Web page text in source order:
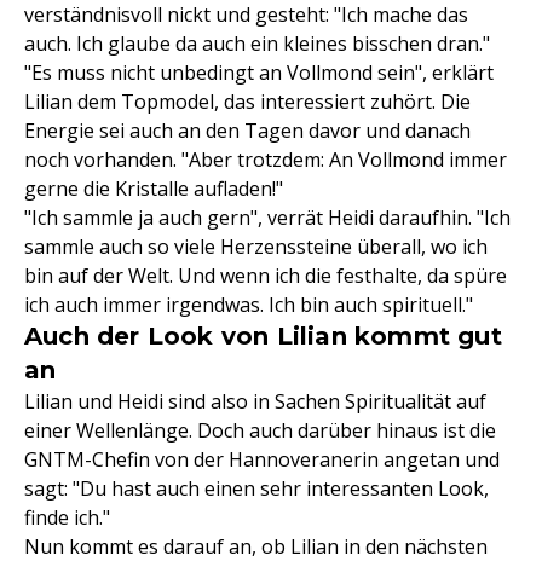
verständnisvoll nickt und gesteht: "Ich mache das
auch. Ich glaube da auch ein kleines bisschen dran."
"Es muss nicht unbedingt an Vollmond sein", erklärt
Lilian dem Topmodel, das interessiert zuhört. Die
Energie sei auch an den Tagen davor und danach
noch vorhanden. "Aber trotzdem: An Vollmond immer
gerne die Kristalle aufladen!"
"Ich sammle ja auch gern", verrät Heidi daraufhin. "Ich
sammle auch so viele Herzenssteine überall, wo ich
bin auf der Welt. Und wenn ich die festhalte, da spüre
ich auch immer irgendwas. Ich bin auch spirituell."
Auch der Look von Lilian kommt gut
an
Lilian und Heidi sind also in Sachen Spiritualität auf
einer Wellenlänge. Doch auch darüber hinaus ist die
GNTM-Chefin von der Hannoveranerin angetan und
sagt: "Du hast auch einen sehr interessanten Look,
finde ich."
Nun kommt es darauf an, ob Lilian in den nächsten